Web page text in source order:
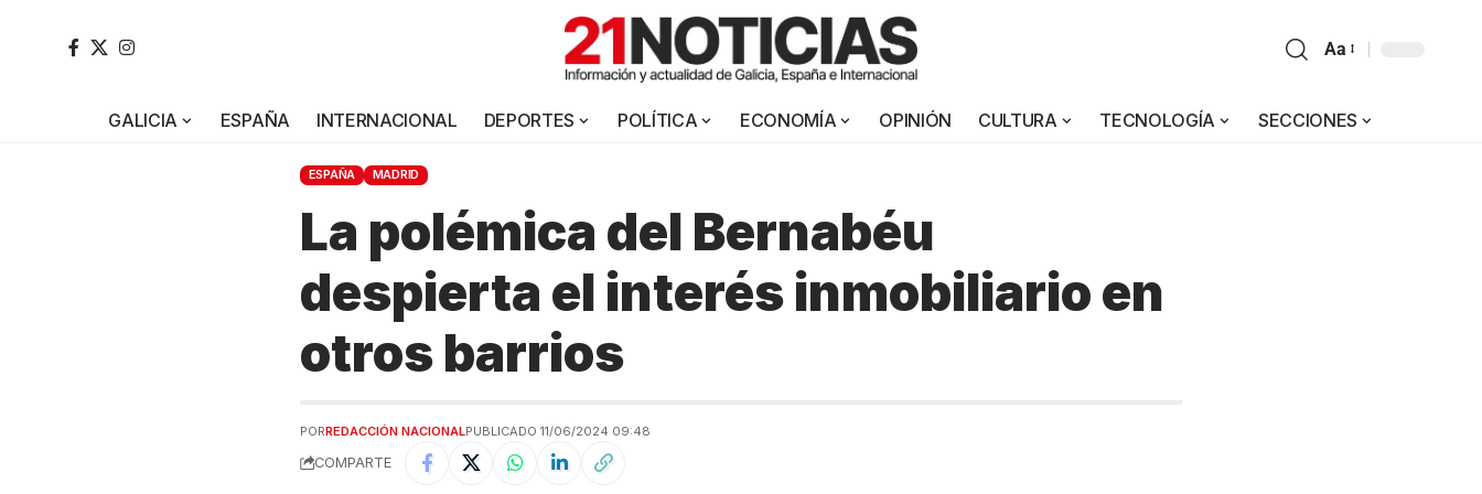
Aa
GALICIA ESPAÑA INTERNACIONAL DEPORTES POLÍTICA ECONOMÍA OPINIÓN CULTURA TECNOLOGÍA SECCIONES
ESPAÑA MADRID
La polémica del Bernabéu
despierta el interés inmobiliario en
otros barrios
PORREDACCIÓN NACIONALPUBLICADO 11/06/2024 09:48
COMPARTE